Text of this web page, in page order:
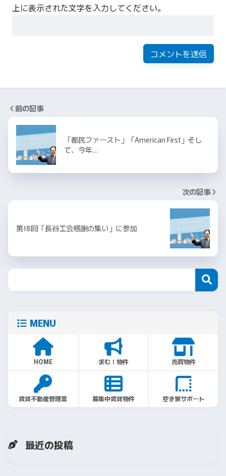
上に表示された文字を入力してください。
前の記事
「都民ファースト」「American First」そし
て、今年…
次の記事
第18回「長谷工会感謝の集い」に参加
MENU
HOME 求む！物件 売買物件
賃貸不動産管理業 募集中賃貸物件 空き家サポート
最近の投稿